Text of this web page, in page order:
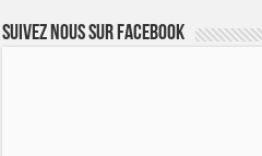
Suivez nous sur Facebook